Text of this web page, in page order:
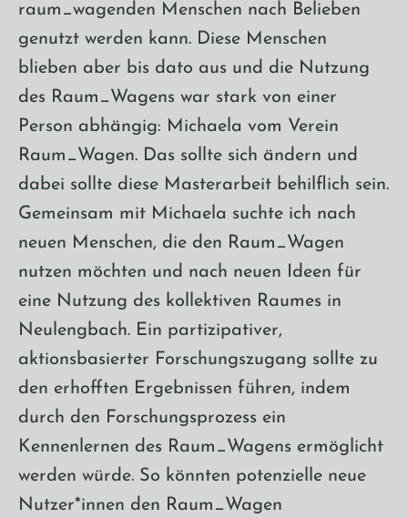
raum_wagenden Menschen nach Belieben
genutzt werden kann. Diese Menschen
blieben aber bis dato aus und die Nutzung
des Raum_Wagens war stark von einer
Person abhängig: Michaela vom Verein
Raum_Wagen. Das sollte sich ändern und
dabei sollte diese Masterarbeit behilflich sein.
Gemeinsam mit Michaela suchte ich nach
neuen Menschen, die den Raum_Wagen
nutzen möchten und nach neuen Ideen für
eine Nutzung des kollektiven Raumes in
Neulengbach. Ein partizipativer,
aktionsbasierter Forschungszugang sollte zu
den erhofften Ergebnissen führen, indem
durch den Forschungsprozess ein
Kennenlernen des Raum_Wagens ermöglicht
werden würde. So könnten potenzielle neue
Nutzer*innen den Raum_Wagen